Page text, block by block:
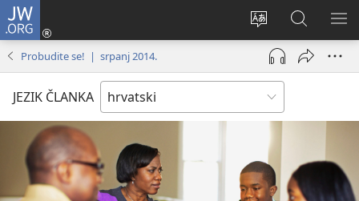
JW.ORG
Promijeni
jezik
Prijava
(otvara
prozor)
JW.ORG
|
Pretraga
Probudite se! | srpanj 2014.
JEZIK ČLANKA